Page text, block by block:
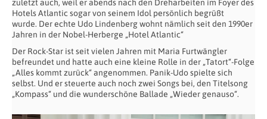
zuletzt auch, weil er abends nach den Dreharbeiten im Foyer des
Hotels Atlantic sogar von seinem Idol persönlich begrüßt
wurde. Der echte Udo Lindenberg wohnt nämlich seit den 1990er
Jahren in der Nobel-Herberge „Hotel Atlantic“
Der Rock-Star ist seit vielen Jahren mit Maria Furtwängler
befreundet und hatte auch eine kleine Rolle in der „Tatort“-Folge
„Alles kommt zurück“ angenommen. Panik-Udo spielte sich
selbst. Und er steuerte auch noch zwei Songs bei, den Titelsong
„Kompass“ und die wunderschöne Ballade „Wieder genauso“.